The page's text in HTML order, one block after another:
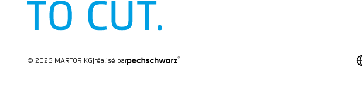
© 2026 MARTOR KG réalisé par